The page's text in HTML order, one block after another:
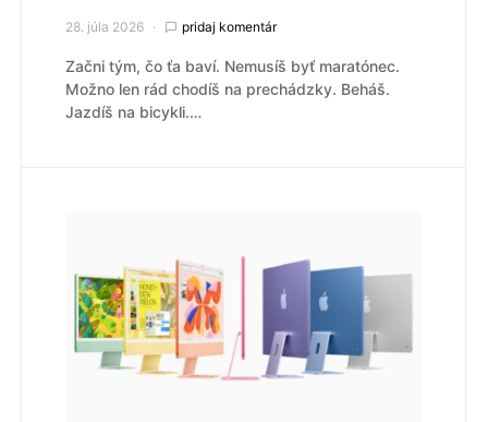
28. júla 2026 pridaj komentár
Začni tým, čo ťa baví. Nemusíš byť maratónec.
Možno len rád chodíš na prechádzky. Beháš.
Jazdíš na bicykli.…